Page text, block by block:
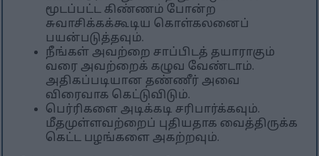
மூடப்பட்ட கிண்ணம் போன்ற
சுவாசிக்கக்கூடிய கொள்கலனைப்
பயன்படுத்தவும்.
நீங்கள் அவற்றை சாப்பிடத் தயாராகும்
வரை அவற்றைக் கழுவ வேண்டாம்.
அதிகப்படியான தண்ணீர் அவை
விரைவாக கெட்டுவிடும்.
பெர்ரிகளை அடிக்கடி சரிபார்க்கவும்.
மீதமுள்ளவற்றைப் புதியதாக வைத்திருக்க
கெட்ட பழங்களை அகற்றவும்.